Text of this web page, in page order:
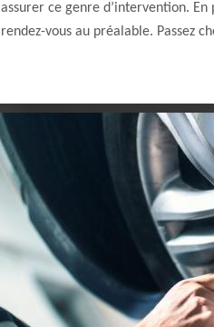
assurer ce genre d’intervention. En
rendez-vous au préalable. Passez